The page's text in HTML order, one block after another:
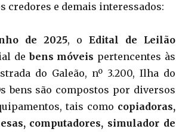
credores e demais interessados:
de 2025, o Edital de Leilão
debens móveis pertencentes às
do Galeão, nº 3.200, Ilha do
bens são compostos por diversos
tais como copiadoras,
computadores, simulador de